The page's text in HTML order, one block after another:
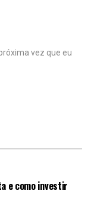
vez que eu
e como investir